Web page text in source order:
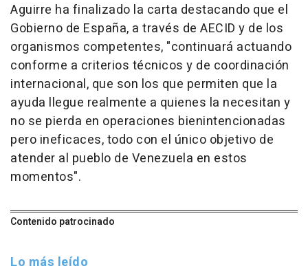
Aguirre ha finalizado la carta destacando que el
Gobierno de España, a través de AECID y de los
organismos competentes, "continuará actuando
conforme a criterios técnicos y de coordinación
internacional, que son los que permiten que la
ayuda llegue realmente a quienes la necesitan y
no se pierda en operaciones bienintencionadas
pero ineficaces, todo con el único objetivo de
atender al pueblo de Venezuela en estos
momentos".
Contenido patrocinado
Lo más leído